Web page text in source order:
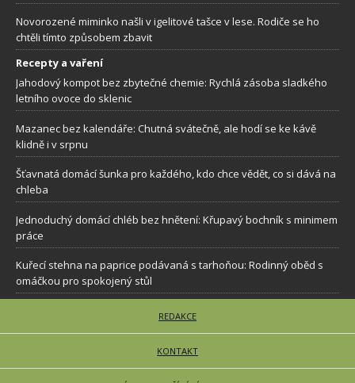
Novorozené miminko našli v igelitové tašce v lese. Rodiče se ho
chtěli tímto způsobem zbavit
Recepty a vaření
Jahodový kompot bez zbytečné chemie: Rychlá zásoba sladkého
letního ovoce do sklenic
Mazanec bez kalendáře: Chutná svátečně, ale hodí se ke kávě
klidně i v srpnu
Šťavnatá domácí šunka pro každého, kdo chce vědět, co si dává na
chleba
Jednoduchý domácí chléb bez hnětení: Křupavý bochník s minimem
práce
Kuřecí stehna na paprice podávaná s tarhoňou: Rodinný oběd s
omáčkou pro spokojený stůl
REDAKCE
KONTAKT